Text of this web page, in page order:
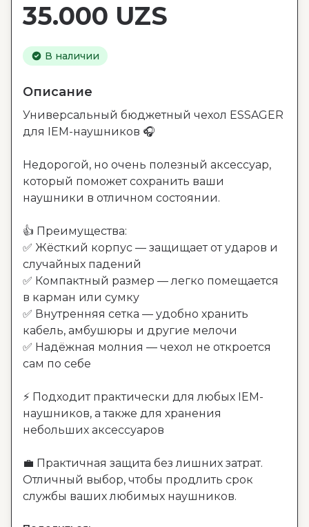
35.000 UZS
В наличии
Описание
Универсальный бюджетный чехол ESSAGER
для IEM-наушников 🎧
Недорогой, но очень полезный аксессуар,
который поможет сохранить ваши
наушники в отличном состоянии.
👍 Преимущества:
✅ Жёсткий корпус — защищает от ударов и
случайных падений
✅ Компактный размер — легко помещается
в карман или сумку
✅ Внутренняя сетка — удобно хранить
кабель, амбушюры и другие мелочи
✅ Надёжная молния — чехол не откроется
сам по себе
⚡ Подходит практически для любых IEM-
наушников, а также для хранения
небольших аксессуаров
💼 Практичная защита без лишних затрат.
Отличный выбор, чтобы продлить срок
службы ваших любимых наушников.